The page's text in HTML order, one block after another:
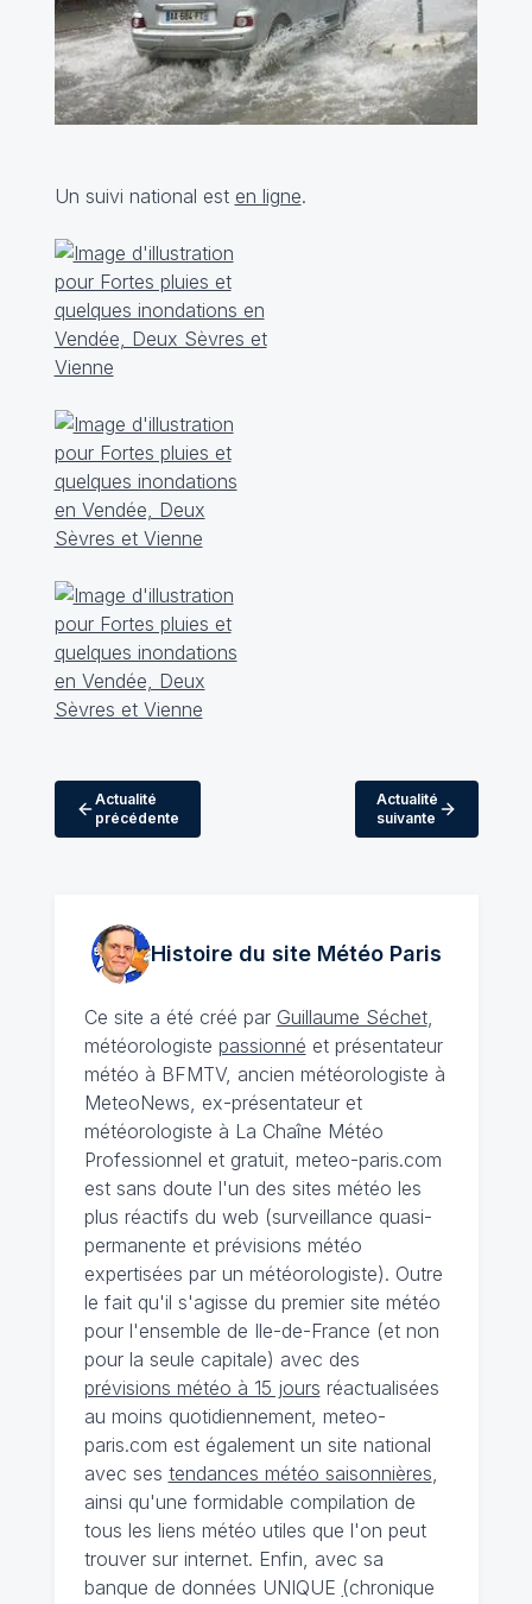
Un suivi national est en ligne.
Actualité
précédente
Actualité
suivante
Histoire du site MétéoParis
Ce site a été créé par Guillaume Séchet,
météorologiste passionné et présentateur
météo à BFMTV, ancien météorologiste à
MeteoNews, ex-présentateur et
météorologiste à La Chaîne Météo
Professionnel et gratuit, meteo-paris.com
est sans doute l'un des sites météo les
plus réactifs du web (surveillance quasi-
permanente et prévisions météo
expertisées par un météorologiste). Outre
le fait qu'il s'agisse du premier site météo
pour l'ensemble de Ile-de-France (et non
pour la seule capitale) avec des
prévisions météo à 15 jours réactualisées
au moins quotidiennement, meteo-
paris.com est également un site national
avec ses tendances météo saisonnières,
ainsi qu'une formidable compilation de
tous les liens météo utiles que l'on peut
trouver sur internet. Enfin, avec sa
banque de données UNIQUE (chronique